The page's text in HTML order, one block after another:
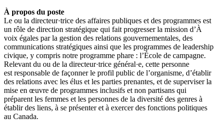
À propos du poste
Le ou la directeur·trice des affaires publiques et des programmes est
un rôle de direction stratégique qui fait progresser la mission d’À
voix égales par la gestion des relations gouvernementales, des
communications stratégiques ainsi que les programmes de leadership
civique, y compris notre programme phare : l’École de campagne.
Relevant du ou de la directeur·trice général·e, cette personne
est responsable de façonner le profil public de l’organisme, d’établir
des relations avec les élus et les parties prenantes, et de superviser la
mise en œuvre de programmes inclusifs et non partisans qui
préparent les femmes et les personnes de la diversité des genres à
établir des liens, à se présenter et à exercer des fonctions politiques
au Canada.